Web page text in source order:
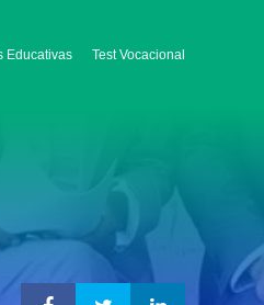
Educativas Test Vocacional